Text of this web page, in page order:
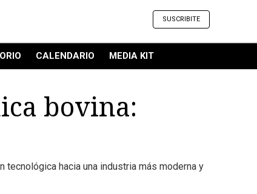
SUSCRIBITE
CALENDARIO MEDIA KIT
bovina:
hacia una industria más moderna y